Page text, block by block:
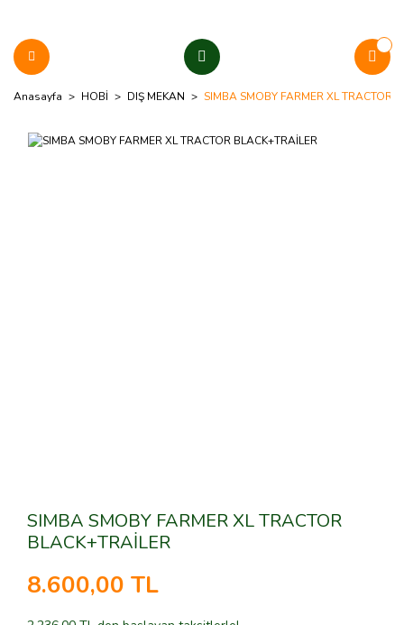
Anasayfa HOBİ DIŞ MEKAN SIMBA SMOBY FARMER XL TRACTOR
SIMBA SMOBY FARMER XL TRACTOR
BLACK+TRAİLER
8.600,00 TL